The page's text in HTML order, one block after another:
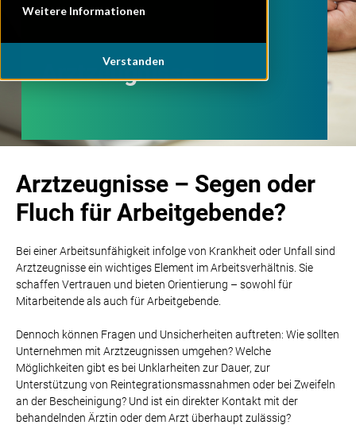
Weitere Informationen
Verstanden
Arztzeugnisse
Arztzeugnisse – Segen oder
Fluch für Arbeitgebende?
Bei einer Arbeitsunfähigkeit infolge von Krankheit oder Unfall sind
Arztzeugnisse ein wichtiges Element im Arbeitsverhältnis. Sie
schaffen Vertrauen und bieten Orientierung – sowohl für
Mitarbeitende als auch für Arbeitgebende.
Dennoch können Fragen und Unsicherheiten auftreten: Wie sollten
Unternehmen mit Arztzeugnissen umgehen? Welche
Möglichkeiten gibt es bei Unklarheiten zur Dauer, zur
Unterstützung von Reintegrationsmassnahmen oder bei Zweifeln
an der Bescheinigung? Und ist ein direkter Kontakt mit der
behandelnden Ärztin oder dem Arzt überhaupt zulässig?